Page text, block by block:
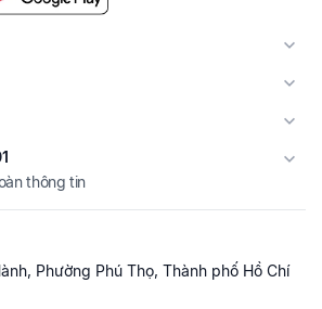
thông tin
Phường Phú Thọ, Thành phố Hồ Chí